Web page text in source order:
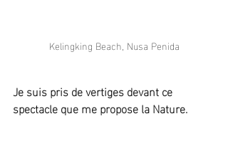
Kelingking Beach, Nusa Penida
Je suis pris de vertiges devant ce
spectacle que me propose la Nature.